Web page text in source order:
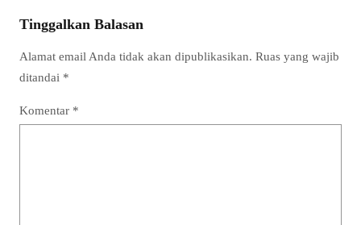
Tinggalkan Balasan
Alamat email Anda tidak akan dipublikasikan. Ruas yang wajib
ditandai *
Komentar *